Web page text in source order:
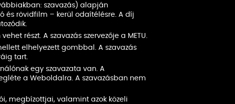
szavazás) alapján
és rövidfilm – kerül odaítélésre. A díj
részt. A szavazás szervezője a METU.
elhelyezett gombbal. A szavazás
tart.
egy szavazata van. A
a Weboldalra. A szavazásban nem
megbízottjai, valamint azok közeli